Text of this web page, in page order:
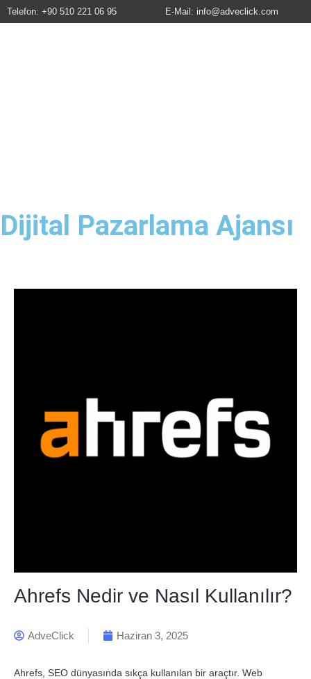
Telefon: +90 510 221 06 95 E-Mail: info@adveclick.com
Dijital Pazarlama Ajansı
Ahrefs Nedir ve Nasıl Kullanılır?
AdveClick Haziran 3, 2025
Ahrefs, SEO dünyasında sıkça kullanılan bir araçtır. Web